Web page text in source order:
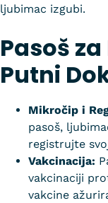
ljubimac izgubi.
Pasoš
Putni
Mikročip i
pasoš,
registrujte
Vakcinacija:
vakcinaciji
vakcine